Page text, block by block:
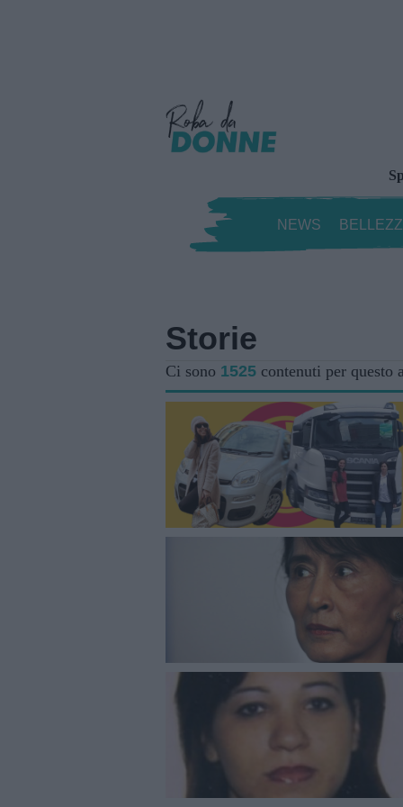
NEWS
Storie
Ci sono 1525 contenuti per questo